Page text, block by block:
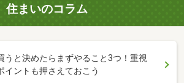
住まいのコラム
うと決めたらまずやること3つ！重視
イントも押さえておこう